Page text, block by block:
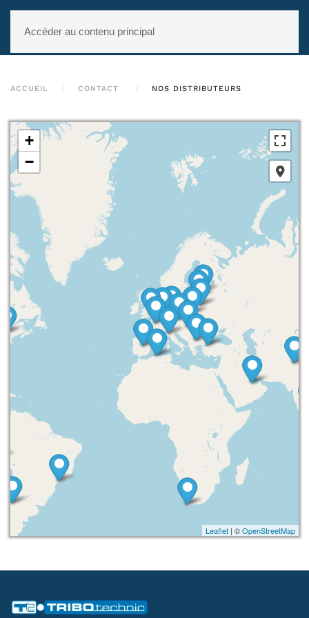
Accéder au contenu principal
ACCUEIL CONTACT NOS DISTRIBUTEURS
+
−
Leaflet | ©OpenStreetMap